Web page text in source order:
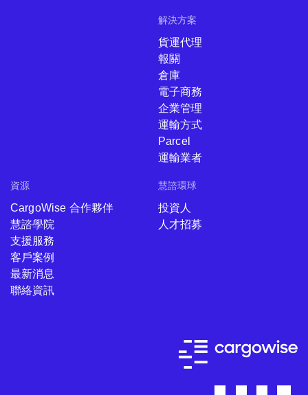
解決方案
貨運代理
報關
倉庫
電子商務
企業管理
運輸方式
Parcel
運輸業者
資源
CargoWise 合作夥伴
慧諮學院
支援服務
客戶案例
最新消息
聯絡資訊
慧諮環球
投資人
人才招募